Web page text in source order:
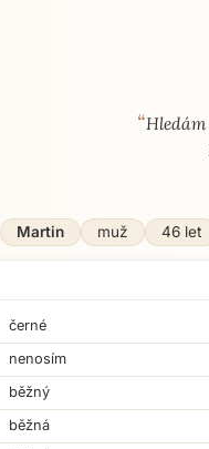
O mně -
“
Martin muž 46 let
černé
nenosím
běžný
běžná